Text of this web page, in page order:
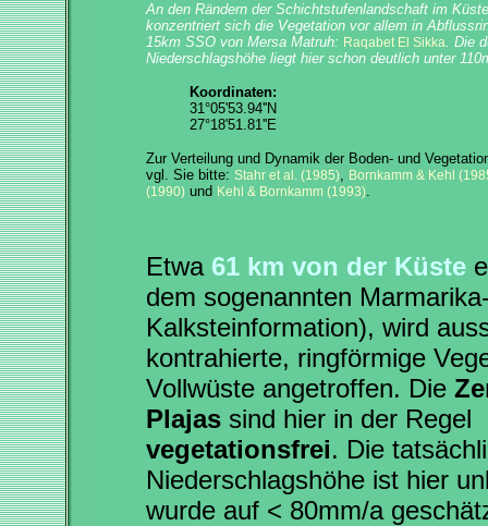
An den Rändern der Schichtstufenlandschaft im
konzentriert sich die Vegetation vor allem in
15km SSO von Mersa Matruh: Raqabet El Sikka. Die
Niederschlagshöhe liegt hier schon deutlich unter
Koordinaten:
31°05'53.94''N
27°18'51.81''E
Zur Verteilung und Dynamik der Boden- und
vgl. Sie bitte: Stahr et al. (1985), Bornkamm & Kehl
(1990) und Kehl & Bornkamm (1993).
Etwa 61 km von der Küste
dem sogenannten
Kalksteinformation), wird
kontrahierte, ringförmige
Vollwüste angetroffen. Die
Plajas sind hier in der Regel
vegetationsfrei. Die
Niederschlagshöhe ist hier
wurde auf < 80mm/a